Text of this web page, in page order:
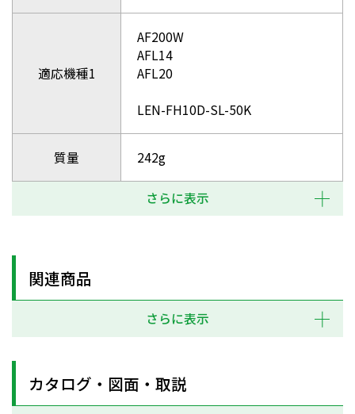
適応機種1
AF200W
AFL14
AFL20
LEN-FH10D-SL-50K
質量 242g
さらに表示
関連商品
さらに表示
カタログ・図面・取説